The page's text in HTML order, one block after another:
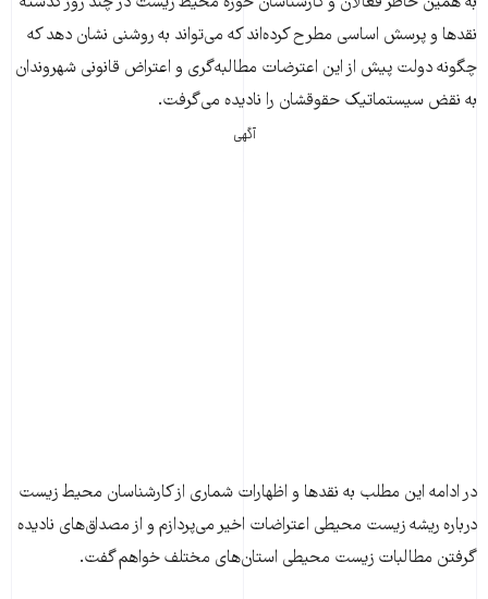
نقدها و پرسش اساسی مطرح کرده‌اند که می‌تواند به روشنی نشان دهد که
چگونه دولت پیش از این اعترضات مطالبه‌گری و اعتراض قانونی شهروندان
به نقض سیستماتیک حقوقشان را نادیده می‌گرفت.
آگهی
در ادامه این مطلب به نقدها و اظهارات شماری از کارشناسان محیط زیست
درباره ریشه زیست محیطی اعتراضات اخیر می‌پردازم و از مصداق‌های نادیده
گرفتن مطالبات زیست محیطی استان‌های مختلف خواهم گفت.